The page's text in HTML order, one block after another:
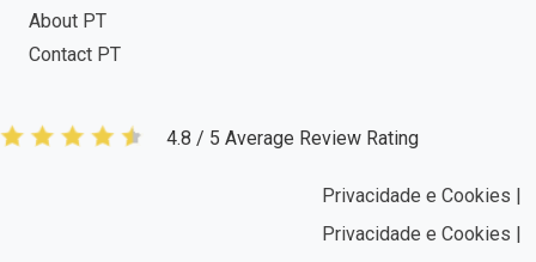
About PT
Contact PT
4.8 / 5 Average Review Rating
Privacidade e Cookies |
Privacidade e Cookies |